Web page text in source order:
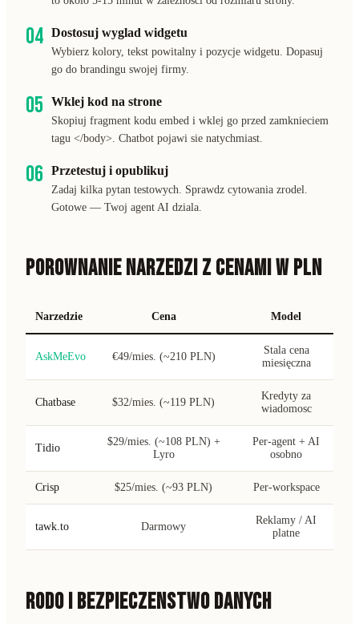
04 Dostosuj wyglad widgetu
Wybierz kolory, tekst powitalny i pozycje widgetu. Dopasuj
go do brandingu swojej firmy.
05 Wklej kod na strone
Skopiuj fragment kodu embed i wklej go przed zamknieciem
tagu </body>. Chatbot pojawi sie natychmiast.
06 Przetestuj i opublikuj
Zadaj kilka pytan testowych. Sprawdz cytowania zrodel.
Gotowe — Twoj agent AI dziala.
POROWNANIE NARZEDZI Z CENAMI W PLN
Narzedzie Cena Model
AskMeEvo €49/mies. (~210 PLN)
Stala cena
miesięczna
Chatbase $32/mies. (~119 PLN)
Kredyty za
wiadomosc
Tidio
$29/mies. (~108 PLN) +
Lyro
Per-agent + AI
osobno
Crisp $25/mies. (~93 PLN) Per-workspace
tawk.to Darmowy
Reklamy / AI
platne
RODO I BEZPIECZENSTWO DANYCH